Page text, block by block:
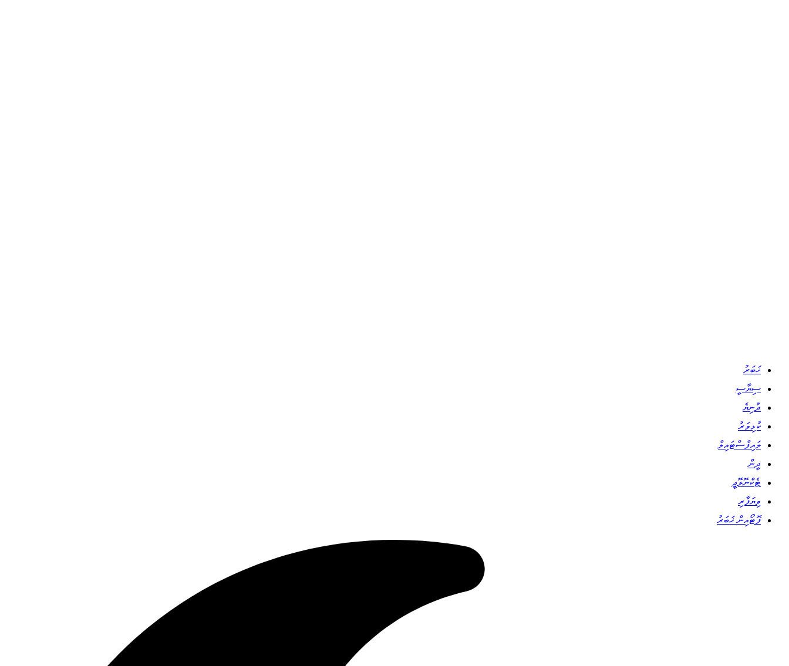
ޚަބަރު
ސިޔާސީ
ދުނިޔެ
ކުޅިވަރު
ލައިފްސްޓައިލް
ދީން
ޓެކްނޮލޮޖީ
ވިޔަފާރި
ފޮޓޯއިން ޚަބަރު